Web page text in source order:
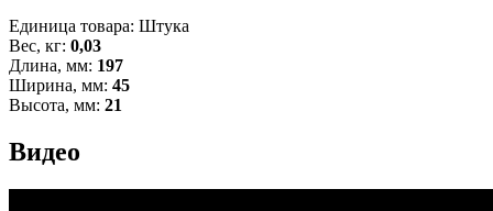
Единица товара: Штука
Вес, кг: 0,03
Длина, мм: 197
Ширина, мм: 45
Высота, мм: 21
Видео